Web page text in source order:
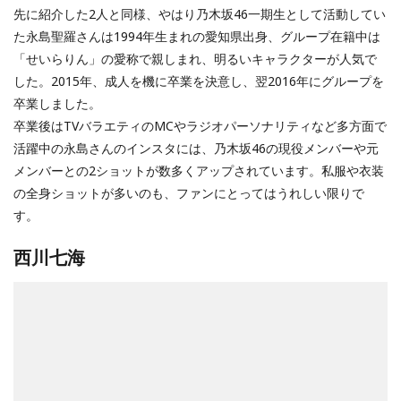
先に紹介した2人と同様、やはり乃木坂46一期生として活動してい
た永島聖羅さんは1994年生まれの愛知県出身、グループ在籍中は
「せいらりん」の愛称で親しまれ、明るいキャラクターが人気で
した。2015年、成人を機に卒業を決意し、翌2016年にグループを
卒業しました。
卒業後はTVバラエティのMCやラジオパーソナリティなど多方面で
活躍中の永島さんのインスタには、乃木坂46の現役メンバーや元
メンバーとの2ショットが数多くアップされています。私服や衣装
の全身ショットが多いのも、ファンにとってはうれしい限りで
す。
西川七海